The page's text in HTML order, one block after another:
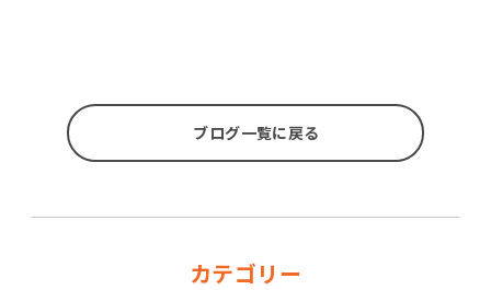
ブログ一覧に戻る
カテゴリー